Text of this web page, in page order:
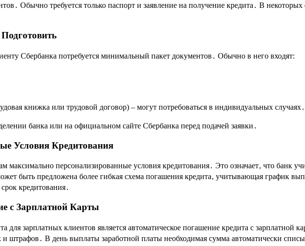
Обычно требуется только паспорт и заявление на получение кредита․ В некоторых
Сбербанка потребуется минимальный пакет документов․ Обычно в него входят:
книжка или трудовой договор) – могут потребоваться в индивидуальных случаях․
банка или на официальном сайте Сбербанка перед подачей заявки․
Условия Кредитования
максимально персонализированные условия кредитования․ Это означает‚ что банк
быть предложена более гибкая схема погашения кредита‚ учитывающая график
кредитования․
с Зарплатной Карты
для зарплатных клиентов является автоматическое погашение кредита с зарплатной
штрафов․ В день выплаты заработной платы необходимая сумма автоматически